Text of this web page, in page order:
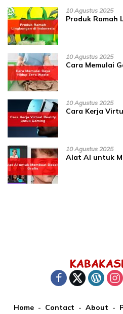
10 Agustus 2025
Produk Ramah
10 Agustus 2025
Cara Memulai
10 Agustus 2025
Cara Kerja
10 Agustus 2025
Alat AI untuk
Home Contact About